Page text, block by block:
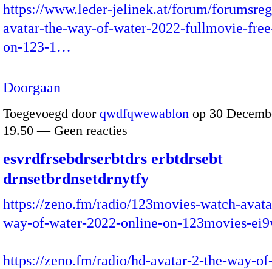
https://www.leder-jelinek.at/forum/
avatar-the-way-of-water-2022-fullmovie-
on-123-1…
Doorgaan
Toegevoegd door qwdfqwewablon op 30
19.50 — Geen reacties
esvrdfrsebdrserbtdrs erbtdrsebt
drnsetbrdnsetdrnytfy
https://zeno.fm/radio/123movies-watch-
way-of-water-2022-online-on-123movies-
https://zeno.fm/radio/hd-avatar-2-the-way-